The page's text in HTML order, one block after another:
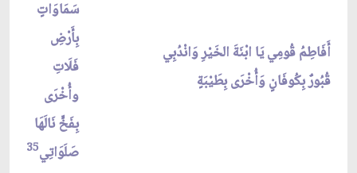
أَفَاطِمُ قُومِي يَا ابْنَةَ الخَيْرِ وَانْدُبِي
قُبُورٌ بِكُوفَانٍ وَأُخْرَى بِطَيْبَةٍ
سَمَاوَاتٍ
بِأَرْضِ
فَلَاتِ
وأُخْرَى
بِفَخٍّ نَالَهَا
صَلَوَاتِي35